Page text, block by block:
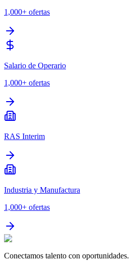
1,000+ ofertas
Salario de Operario
1,000+ ofertas
RAS Interim
Industria y Manufactura
1,000+ ofertas
Conectamos talento con